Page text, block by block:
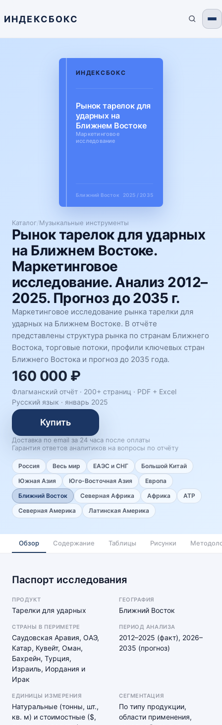
ИНДЕКСБОКС
Каталог/Музыкальные инструменты
Рынок тарелок для ударных
на Ближнем Востоке.
Маркетинговое
исследование. Анализ 2012–
2025. Прогноз до 2035 г.
Маркетинговое исследование рынка тарелки для
ударных на Ближнем Востоке. В отчёте
представлены структура рынка по странам Ближнего
Востока, торговые потоки, профили ключевых стран
Ближнего Востока и прогноз до 2035 года.
160 000 ₽
Флагманский отчёт · 200+ страниц · PDF + Excel
Русский язык · январь 2025
Купить
Доставка по email за 24 часа после оплаты
Гарантия ответов аналитиков на вопросы по отчёту
Россия Весь мир ЕАЭС и СНГ
Большой Китай
Южная Азия
Юго-Восточная Азия
Европа
Ближний Восток
Северная Африка Африка
АТР
Северная Америка
Латинская Америка
ИНДЕКСБОКС
Рынок тарелок для
ударных на
Ближнем Востоке
Маркетинговое
исследование
Ближний Восток 2025 / 2035
Обзор Содержание Таблицы Рисунки
Паспорт исследования
ПРОДУКТ
Тарелки для ударных
ГЕОГРАФИЯ
Ближний Восток
СТРАНЫ В ПЕРИМЕТРЕ
Саудовская Аравия, ОАЭ,
Катар, Кувейт, Оман,
Бахрейн, Турция,
Израиль, Иордания и
Ирак
ПЕРИОД АНАЛИЗА
2012–2025 (факт), 2026–
2035 (прогноз)
ЕДИНИЦЫ ИЗМЕРЕНИЯ
Натуральные (тонны, шт.,
кв. м) и стоимостные ($,
СЕГМЕНТАЦИЯ
По типу продукции,
области применения,